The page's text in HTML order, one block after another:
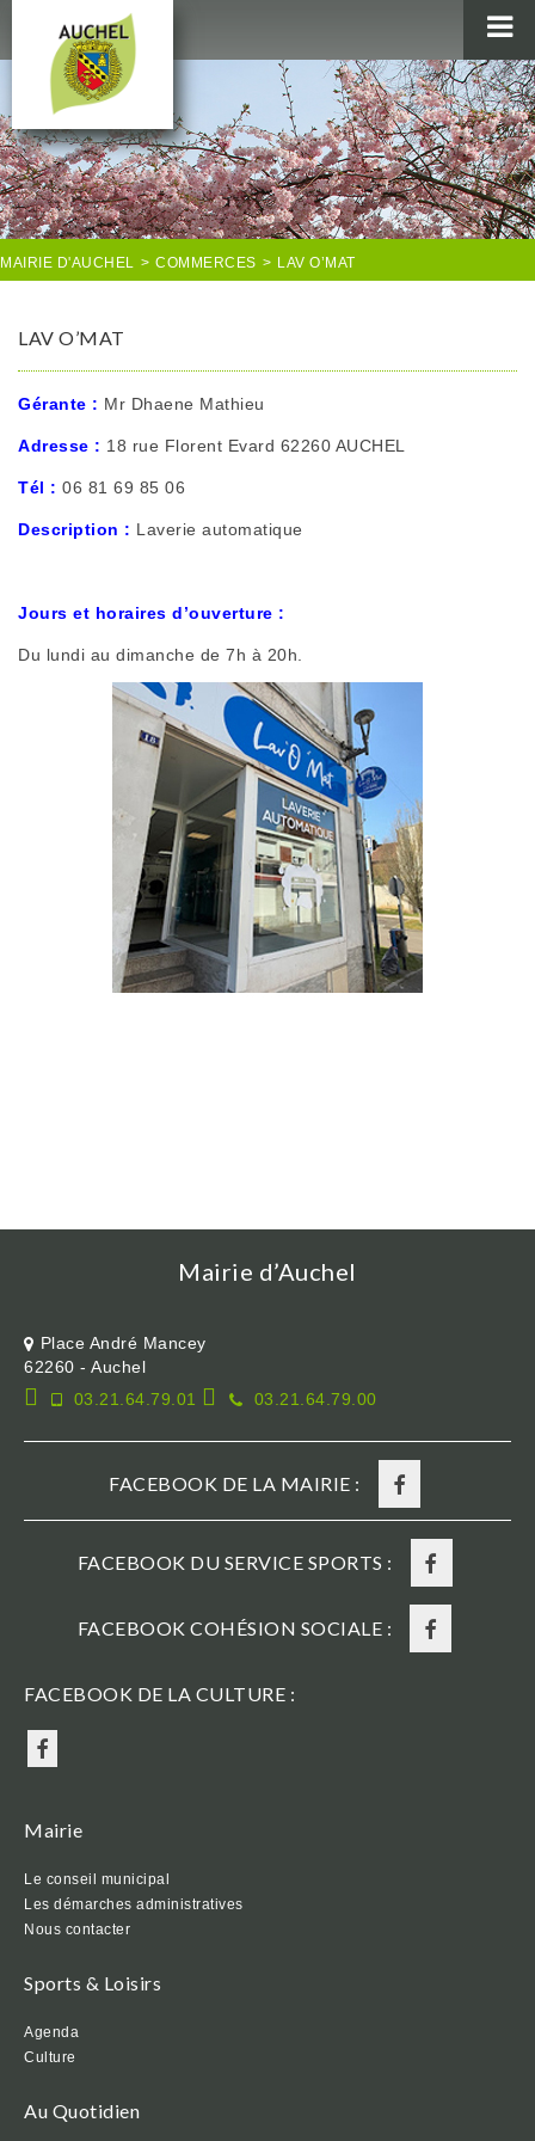
MAIRIE
AU QUOTIDIEN
AGENDA & LOISIRS
AUCHEL EN IMAGES
MAIRIE D'AUCHEL > COMMERCES > LAV O’MAT
LAV O’MAT
Gérante : Mr Dhaene Mathieu
Adresse : 18 rue Florent Evard 62260 AUCHEL
Tél : 06 81 69 85 06
Description : Laverie automatique
Jours et horaires d’ouverture :
Du lundi au dimanche de 7h à 20h.
Mairie d’Auchel
Place André Mancey
62260 - Auchel
03.21.64.79.01
03.21.64.79.00
FACEBOOK DE LA MAIRIE :
FACEBOOK DU SERVICE SPORTS :
FACEBOOK COHÉSION SOCIALE :
FACEBOOK DE LA CULTURE :
Mairie
Le conseil municipal
Les démarches administratives
Nous contacter
Sports & Loisirs
Agenda
Culture
Au Quotidien